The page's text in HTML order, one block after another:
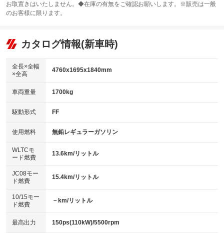
サンルーフ
：装備なし ABS
リフトアップ
：装備なし
：装備なし
パワーウィンドウ
アイドリングストップ
：装備あり
USB入力端子
：装備あり
100V電源
：装備なし
センターデフロック
：装備なし
電動格納ミラー
：装備なし
TV：フルセグ
：装備あり
ビジュアル：-／DVD再生
：装備あり
：装備なし
革シート
キーレス
HID(キセノンライト)
：装備なし
バックカメラ
：装備あり
エアロ
：装備なし
：装備なし
パワーシート
ベンチシート
：装備なし
チップアップシート
：装備なし
お取置きはいたしません。◆在庫の有無をご確認お願いします。※販売は一般
のお客様に限ります。
カタログ情報(新車時)
全長×全幅
×全高
4760x1695x1840mm
車両重量 1700kg
駆動形式 FF
使用燃料 無鉛レギュラーガソリン
WLTCモ
ード燃費
13.6km/リットル
JC08モー
ド燃費
15.4km/リットル
10/15モー
ド燃費
－km/リットル
最高出力 150ps(110kW)/5500rpm